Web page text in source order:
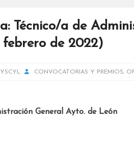
Técnico/a de
febrero de 2022)
CONVOCATORIAS Y PREMIOS,
General Ayto. de León